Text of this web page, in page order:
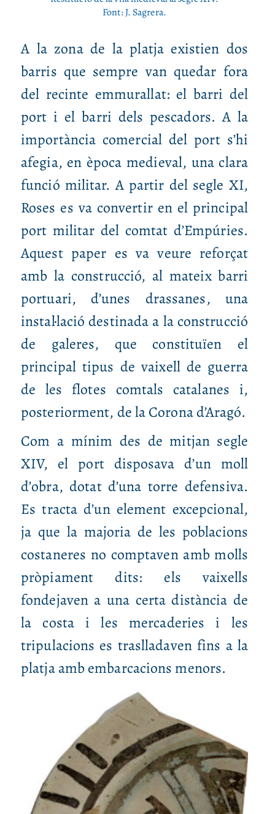
Font: J. Sagrera.
A la zona de la platja existien dos
barris que sempre van quedar fora
del recinte emmurallat: el barri del
port i el barri dels pescadors. A la
importància comercial del port s’hi
afegia, en època medieval, una clara
funció militar. A partir del segle XI,
Roses es va convertir en el principal
port militar del comtat d’Empúries.
Aquest paper es va veure reforçat
amb la construcció, al mateix barri
portuari, d’unes drassanes, una
instal·lació destinada a la construcció
de galeres, que constituïen el
principal tipus de vaixell de guerra
de les flotes comtals catalanes i,
posteriorment, de la Corona d’Aragó.
Com a mínim des de mitjan segle
XIV, el port disposava d’un moll
d’obra, dotat d’una torre defensiva.
Es tracta d’un element excepcional,
ja que la majoria de les poblacions
costaneres no comptaven amb molls
pròpiament dits: els vaixells
fondejaven a una certa distància de
la costa i les mercaderies i les
tripulacions es traslladaven fins a la
platja amb embarcacions menors.